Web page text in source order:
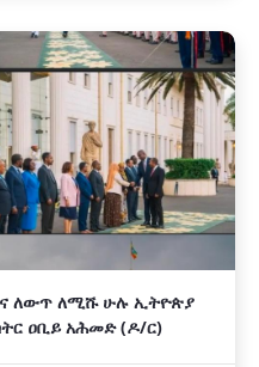
ለውጥ ለሚሹ ሁሉ ኢትዮጵያ
ዐቢይ አሕመድ (ዶ/ር)